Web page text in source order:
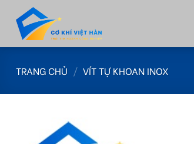
content
TRANG CHỦ / VÍT TỰ KHOAN INOX